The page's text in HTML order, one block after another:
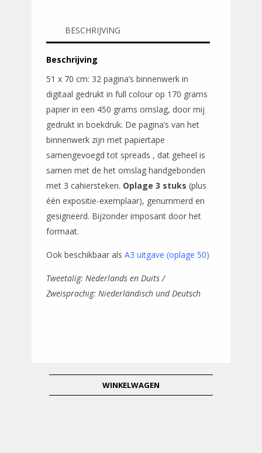
groot
/
oplage
3
aantal
BESCHRIJVING
Beschrijving
51 x 70 cm: 32 pagina’s binnenwerk in
digitaal gedrukt in full colour op 170 grams
papier in een 450 grams omslag, door mij
gedrukt in boekdruk. De pagina’s van het
binnenwerk zijn met papiertape
samengevoegd tot spreads , dat geheel is
samen met de het omslag handgebonden
met 3 cahiersteken. Oplage 3 stuks (plus
één expositie-exemplaar), genummerd en
gesigneerd. Bijzonder imposant door het
formaat.
Ook beschikbaar als A3 uitgave (oplage 50)
Tweetalig: Nederlands en Duits /
Zweisprachig: Niederländisch und Deutsch
WINKELWAGEN